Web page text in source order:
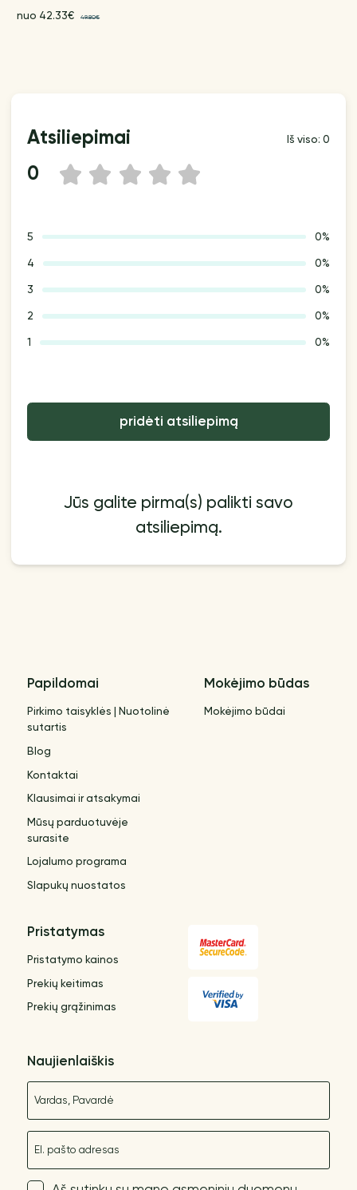
nuo 42.33€ 49.80€
Atsiliepimai Iš viso: 0
0 5
4
3
2
1
5 0%
4 0%
3 0%
2 0%
1 0%
pridėti atsiliepimą
Jūs galite pirma(s) palikti savo
atsiliepimą.
Papildomai
Pirkimo taisyklės | Nuotolinė
sutartis
Blog
Kontaktai
Klausimai ir atsakymai
Mūsų parduotuvėje
surasite
Lojalumo programa
Slapukų nuostatos
Mokėjimo būdas
Mokėjimo būdai
Pristatymas
Pristatymo kainos
Prekių keitimas
Prekių grąžinimas
Naujienlaiškis